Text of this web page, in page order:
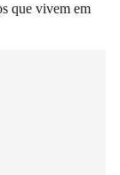
que vivem em